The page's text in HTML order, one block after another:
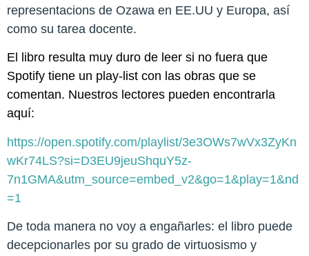
representacions de Ozawa en EE.UU y Europa, así
como su tarea docente.
El libro resulta muy duro de leer si no fuera que
Spotify tiene un play-list con las obras que se
comentan. Nuestros lectores pueden encontrarla
aquí:
https://open.spotify.com/playlist/3e3OWs7wVx3ZyKn
wKr74LS?si=D3EU9jeuShquY5z-
7n1GMA&utm_source=embed_v2&go=1&play=1&nd
=1
De toda manera no voy a engañarles: el libro puede
decepcionarles por su grado de virtuosismo y